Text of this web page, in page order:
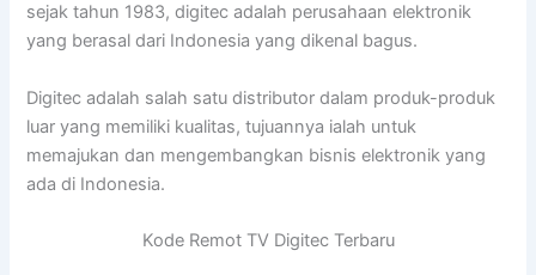
sejak tahun 1983, digitec adalah perusahaan elektronik
yang berasal dari Indonesia yang dikenal bagus.
Digitec adalah salah satu distributor dalam produk-produk
luar yang memiliki kualitas, tujuannya ialah untuk
memajukan dan mengembangkan bisnis elektronik yang
ada di Indonesia.
Kode Remot TV Digitec Terbaru